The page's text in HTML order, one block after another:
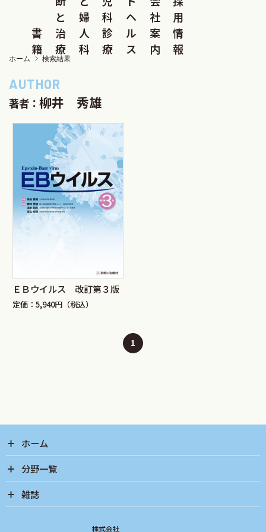
書
籍
と
治
療
婦
人
科
科
診
療
ヘ
ル
ス
社
案
内
用
情
報
ホーム 検索結果
著者： 柳井 秀雄
ＥＢウイルス 改訂第３版
定価：5,940円（税込）
1
ホーム
分野一覧
雑誌